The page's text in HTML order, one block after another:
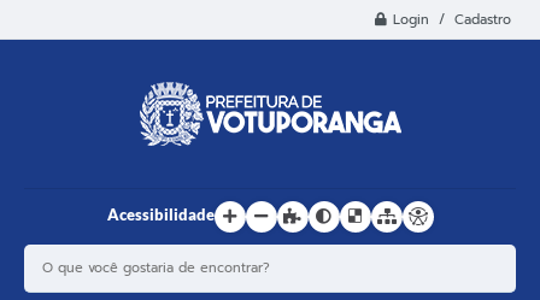
Login / Cadastro
Acessibilidade